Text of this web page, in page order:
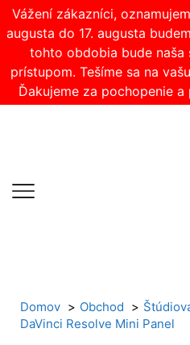
Vážení zákazníci,
augusta do 17. augusta
tohto obdobia bude naša
prístupom. Tešíme sa na
Ďakujeme za pochopenie
Domov Obchod
DaVinci Resolve Mini Panel